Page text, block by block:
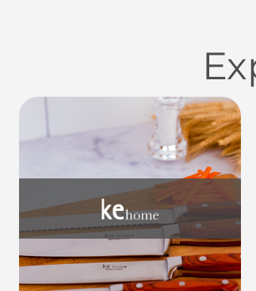
Utensílios do Lar